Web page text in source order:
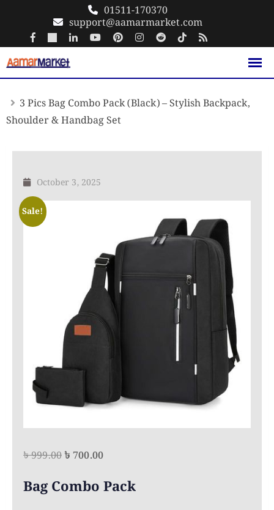
content
01511-170370
support@aamarmarket.com
3 Pics Bag Combo Pack (Black) – Stylish Backpack,
Shoulder & Handbag Set
October 3, 2025
Sale!
৳999.00Original
was:
৳ 700.00Current
is:
Bag Combo Pack